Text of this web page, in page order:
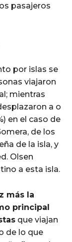
pasajeros
por islas se
viajaron
mientras
a o
en el caso de
de los
de la isla, y
Olsen
a esta isla.
más la
principal
que viajan
de lo que